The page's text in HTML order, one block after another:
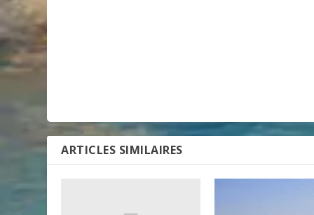
ARTICLES SIMILAIRES